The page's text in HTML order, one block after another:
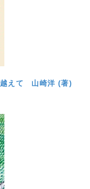
えて 山崎洋 (著)